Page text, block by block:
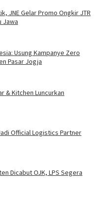
JNE Gelar Promo Ongkir JTR
Jawa
Usung Kampanye Zero
Pasar Jogja
& Kitchen Luncurkan
Official Logistics Partner
Dicabut OJK, LPS Segera